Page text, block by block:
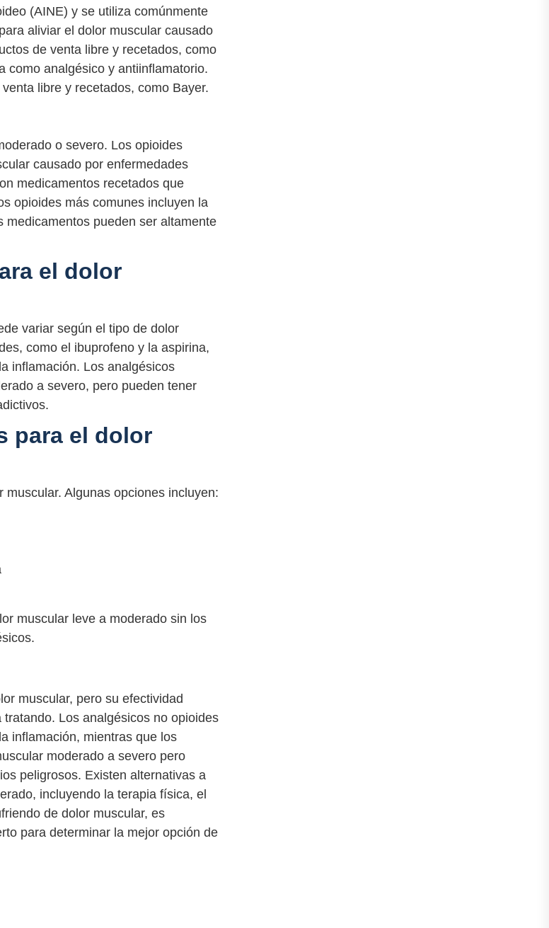
(AINE) y se utiliza comúnmente
aliviar el dolor muscular causado
de venta libre y recetados, como
como analgésico y antiinflamatorio.
libre y recetados, como Bayer.
o severo. Los opioides
causado por enfermedades
medicamentos recetados que
opioides más comunes incluyen la
pueden ser altamente
el dolor
variar según el tipo de dolor
como el ibuprofeno y la aspirina,
inflamación. Los analgésicos
a severo, pero pueden tener
para el dolor
Algunas opciones incluyen:
muscular leve a moderado sin los
muscular, pero su efectividad
Los analgésicos no opioides
inflamación, mientras que los
moderado a severo pero
peligrosos. Existen alternativas a
incluyendo la terapia física, el
de dolor muscular, es
para determinar la mejor opción de